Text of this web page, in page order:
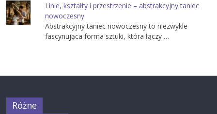
Linie, kształty i przestrzenie – abstrakcyjny taniec
nowoczesny
Abstrakcyjny taniec nowoczesny to niezwykle
fascynująca forma sztuki, która łączy …
Różne